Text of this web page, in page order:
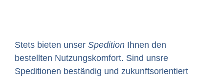
Stets bieten unser Spedition Ihnen den
bestellten Nutzungskomfort. Sind unsre
Speditionen beständig und zukunftsorientiert